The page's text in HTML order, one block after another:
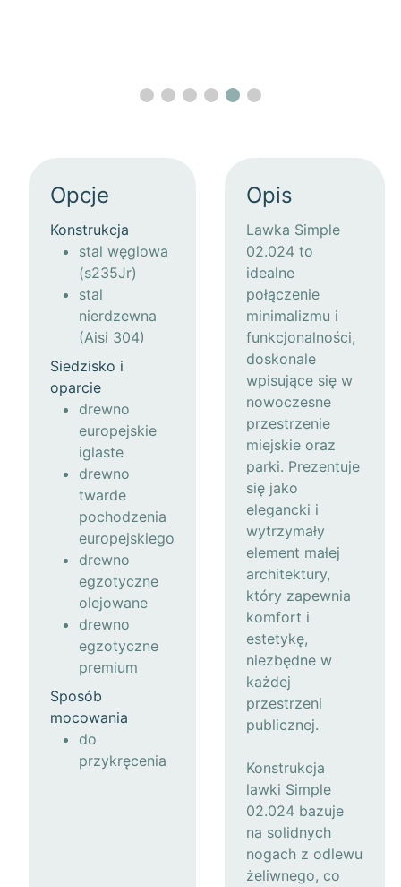
Opcje
Konstrukcja
stal węglowa
(s235Jr)
stal
nierdzewna
(Aisi 304)
Siedzisko i
oparcie
drewno
europejskie
iglaste
drewno
twarde
pochodzenia
europejskiego
drewno
egzotyczne
olejowane
drewno
egzotyczne
premium
Sposób
mocowania
do
przykręcenia
Opis
Lawka Simple
02.024 to
idealne
połączenie
minimalizmu i
funkcjonalności,
doskonale
wpisujące się w
nowoczesne
przestrzenie
miejskie oraz
parki. Prezentuje
się jako
elegancki i
wytrzymały
element małej
architektury,
który zapewnia
komfort i
estetykę,
niezbędne w
każdej
przestrzeni
publicznej.
Konstrukcja
lawki Simple
02.024 bazuje
na solidnych
nogach z odlewu
żeliwnego, co